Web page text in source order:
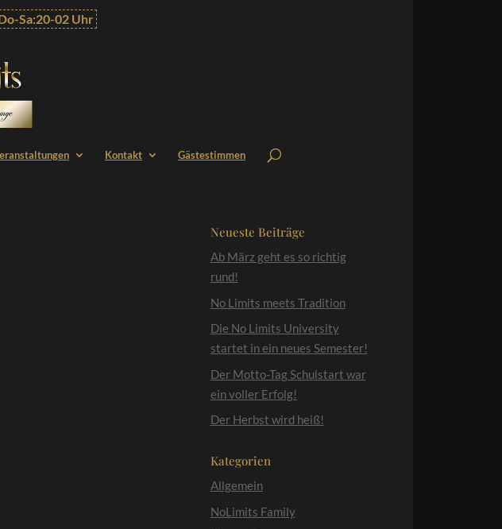
Sa:20-02 Uhr
Kontakt Gästestimmen
Neueste Beiträge
Ab März geht es so richtig
rund!
No Limits meets Tradition
Die No Limits University
startet in ein neues Semester!
Der Motto-Tag Schulstart war
ein voller Erfolg!
Der Herbst wird heiß!
Kategorien
Allgemein
NoLimits Family